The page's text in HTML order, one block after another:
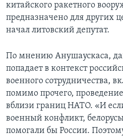
китайского ракетного
предназначено для других
начал литовский депутат.
По мнению Анушаускаса,
попадает в контекст
военного сотрудничества,
помимо прочего,
вблизи границ НАТО. «И
военный конфликт,
помогали бы России.